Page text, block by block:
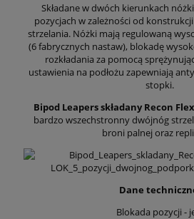
Składane w dwóch kierunkach
pozycjach w zależności od
strzelania. Nóżki mają regulowaną
(6 fabrycznych nastaw), blokadę
rozkładania za pomocą
ustawienia na podłożu zapewniają
stopki.
Bipod Leapers składany Recon
bardzo wszechstronny dwójnóg
broni palnej oraz
Dane
Blokada pozycji -